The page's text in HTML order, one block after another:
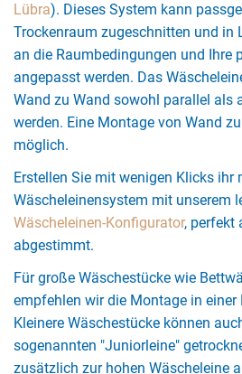
Lübra). Dieses System kann
Trockenraum zugeschnitten und in
an die Raumbedingungen und Ihre
angepasst werden. Das
Wand zu Wand sowohl parallel als
werden. Eine Montage von Wand
möglich.
Erstellen Sie mit wenigen Klicks ihr
Wäscheleinensystem mit unserem
Wäscheleinen-Konfigurator, perfekt
abgestimmt.
Für große Wäschestücke wie
empfehlen wir die Montage in einer
Kleinere Wäschestücke können
sogenannten "Juniorleine"
zusätzlich zur hohen Wäscheleine